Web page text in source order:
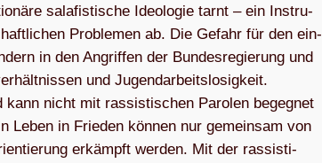
sala­fis­ti­sche Ideo­lo­gie tarnt – ein Instru­
Pro­ble­men ab. Die Gefahr für den ein­
in den Angrif­fen der Bun­des­re­gie­rung und
und Jugend­ar­beits­lo­sig­keit.
kann nicht mit ras­sis­ti­schen Paro­len begeg­net
Leben in Frie­den kön­nen nur gemein­sam von
erkämpft wer­den. Mit der ras­sis­ti­